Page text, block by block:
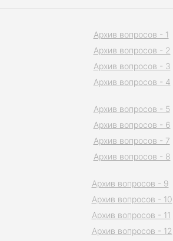
Архив вопросов - 1
Архив вопросов - 2
Архив вопросов - 3
Архив вопросов - 4
Архив вопросов - 5
Архив вопросов - 6
Архив вопросов - 7
Архив вопросов - 8
Архив вопросов - 9
Архив вопросов - 10
Архив вопросов - 11
Архив вопросов - 12